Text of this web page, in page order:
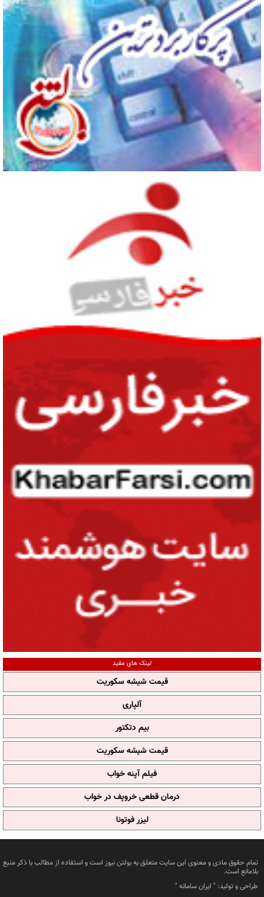
لینک های مفید
قیمت شیشه سکوریت
آلپاری
بیم دتکتور
قیمت شیشه سکوریت
فیلم آپنه خواب
درمان قطعی خروپف در خواب
لیزر فوتونا
تمام حقوق مادی و معنوی این سایت متعلق به بولتن نیوز است و استفاده از مطالب با ذکر منبع
بلامانع است.
طراحی و تولید: " ایران سامانه"